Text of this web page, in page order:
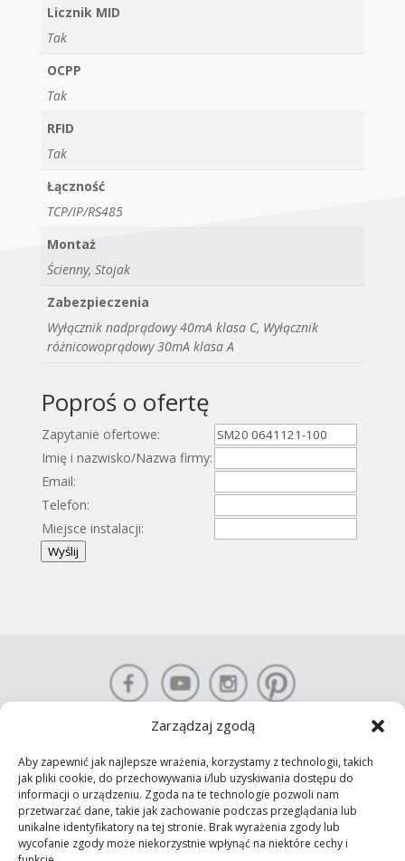
Zarządzaj zgodą
Aby zapewnić jak najlepsze wrażenia, korzystamy z technologii, takich
jak pliki cookie, do przechowywania i/lub uzyskiwania dostępu do
informacji o urządzeniu. Zgoda na te technologie pozwoli nam
przetwarzać dane, takie jak zachowanie podczas przeglądania lub
unikalne identyfikatory na tej stronie. Brak wyrażenia zgody lub
wycofanie zgody może niekorzystnie wpłynąć na niektóre cechy i
Licznik MID
Tak
OCPP
Tak
RFID
Tak
Łączność
TCP/IP/RS485
Montaż
Ścienny, Stojak
Zabezpieczenia
Wyłącznik nadprądowy 40mA klasa C, Wyłącznik
różnicowoprądowy 30mA klasa A
Poproś o ofertę
Zapytanie ofertowe:
Imię i nazwisko/Nazwa firmy:
Email:
Telefon:
Miejsce instalacji:
Wyślij
KONTAKT-SIMON S.A. Prawa autorskie © 2025 Wszelkie prawa
zastrzeżone
Polityka prywatności